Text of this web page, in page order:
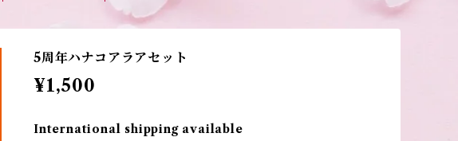
5周年ハナコアラアセット
¥1,500
International shipping available